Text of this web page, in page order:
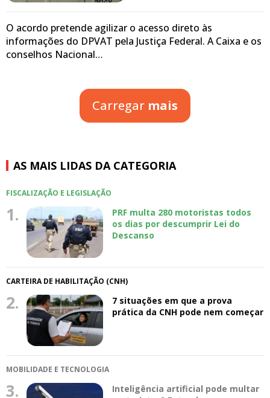
O acordo pretende agilizar o acesso direto às
informações do DPVAT pela Justiça Federal. A Caixa e os
conselhos Nacional…
Carregar mais
AS MAIS LIDAS DA CATEGORIA
FISCALIZAÇÃO E LEGISLAÇÃO
1.
PRF multa 280 motoristas todos
os dias por descumprir Lei do
Descanso
CARTEIRA DE HABILITAÇÃO (CNH)
2.
7 situações em que a prova
prática da CNH pode nem começar
MOBILIDADE E TECNOLOGIA
3.
Inteligência artificial pode multar